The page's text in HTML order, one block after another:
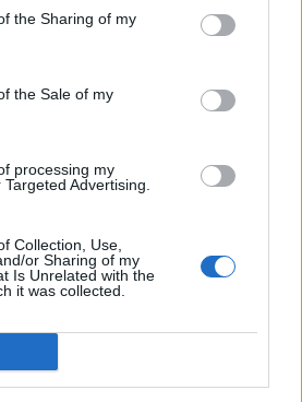
the Sharing of my
the Sale of my
processing my
Advertising.
Collection, Use,
or Sharing of my
Is Unrelated with the
it was collected.
hírarchívumához
cikkarchívum
elmúlt 2 év napon belüli